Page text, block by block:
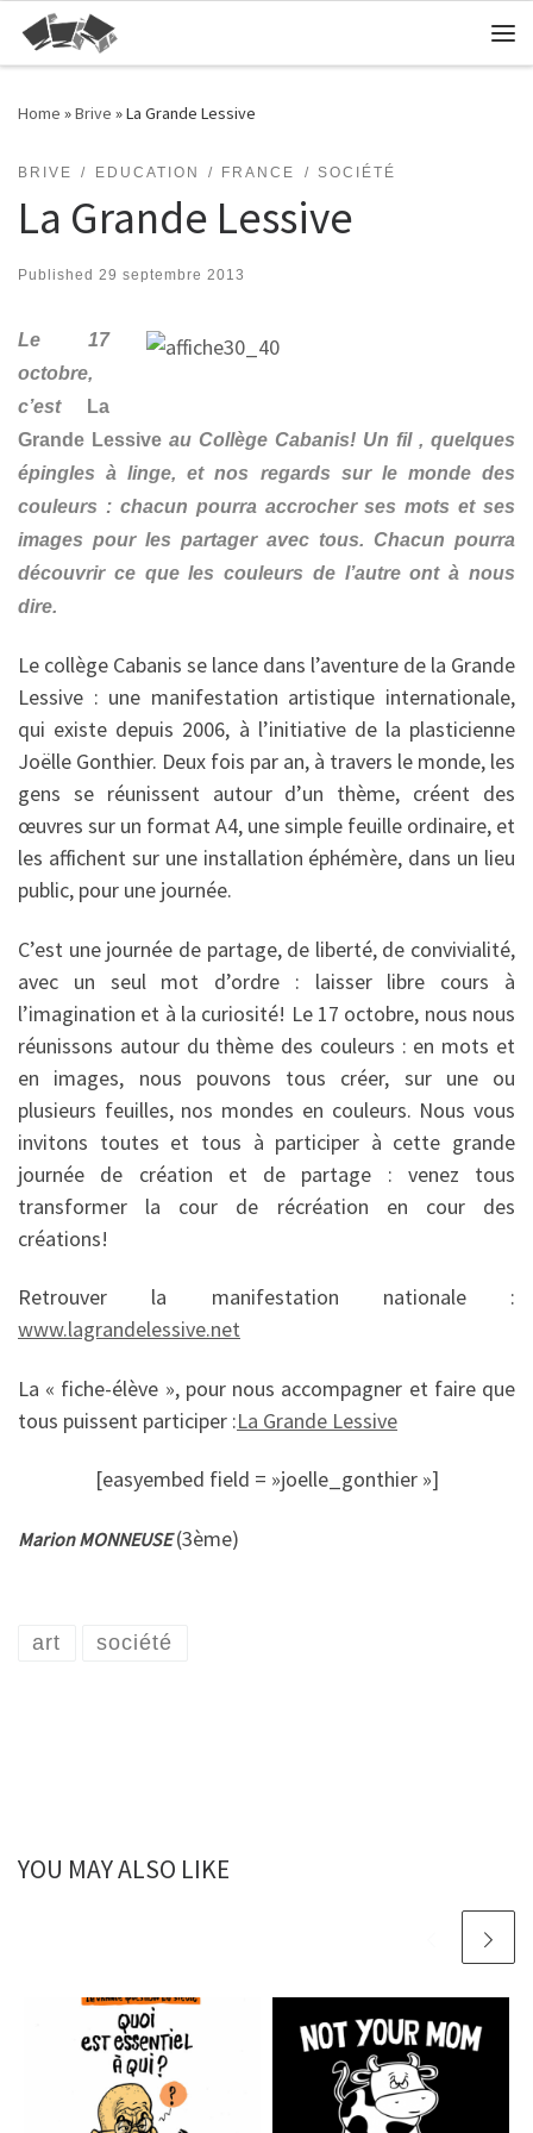
Skip to content
Home »Brive »La Grande Lessive
BRIVE EDUCATION FRANCE SOCIÉTÉ
La Grande Lessive
Published 29 septembre 2013
Le 17
octobre,
c’est
La
Grande Lessive au Collège Cabanis! Un fil , quelques
épingles à linge, et nos regards sur le monde des
couleurs : chacun pourra accrocher ses mots et ses
images pour les partager avec tous. Chacun pourra
découvrir ce que les couleurs de l’autre ont à nous
dire.
Le collège Cabanis se lance dans l’aventure de la Grande
Lessive : une manifestation artistique internationale,
qui existe depuis 2006, à l’initiative de la plasticienne
Joëlle Gonthier. Deux fois par an, à travers le monde, les
gens se réunissent autour d’un thème, créent des
œuvres sur un format A4, une simple feuille ordinaire, et
les affichent sur une installation éphémère, dans un lieu
public, pour une journée.
C’est une journée de partage, de liberté, de convivialité,
avec un seul mot d’ordre : laisser libre cours à
l’imagination et à la curiosité! Le 17 octobre, nous nous
réunissons autour du thème des couleurs : en mots et
en images, nous pouvons tous créer, sur une ou
plusieurs feuilles, nos mondes en couleurs. Nous vous
invitons toutes et tous à participer à cette grande
journée de création et de partage : venez tous
transformer la cour de récréation en cour des
créations!
Retrouver la manifestation nationale :
www.lagrandelessive.net
La « fiche-élève », pour nous accompagner et faire que
tous puissent participer :La Grande Lessive
[easyembed field = »joelle_gonthier »]
Marion MONNEUSE(3ème)
art société
YOU MAY ALSO LIKE